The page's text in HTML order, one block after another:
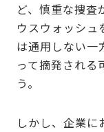
ど、慎重な捜査
ウスウォッシュ
は通用しない一
って摘発される
う。
しかし、企業